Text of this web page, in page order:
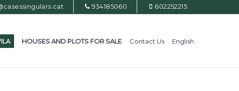
934185060 602252215
HOUSES AND PLOTS FOR SALE Contact Us English